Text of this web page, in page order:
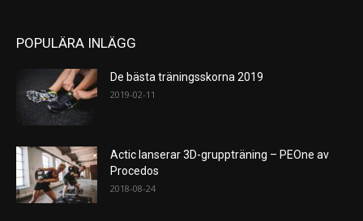
POPULÄRA INLÄGG
De bästa träningsskorna 2019
2019-02-11
Actic lanserar 3D-gruppträning – PEOne av
Procedos
2018-08-24